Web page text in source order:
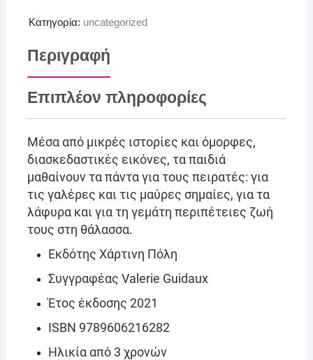
Κατηγορία: uncategorized
Περιγραφή
Επιπλέον πληροφορίες
Μέσα από μικρές ιστορίες και όμορφες,
διασκεδαστικές εικόνες, τα παιδιά
μαθαίνουν τα πάντα για τους πειρατές: για
τις γαλέρες και τις μαύρες σημαίες, για τα
λάφυρα και για τη γεμάτη περιπέτειες ζωή
τους στη θάλασσα.
Εκδότης Χάρτινη Πόλη
Συγγραφέας Valerie Guidaux
Έτος έκδοσης 2021
ISBN 9789606216282
Ηλικία από 3 χρονών